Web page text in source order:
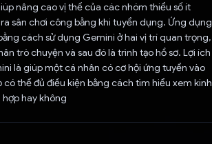
nâng cao vị thế của các nhóm thiểu số ít
sân chơi công bằng khi tuyển dụng. Ứng dụng
cách sử dụng Gemini ở hai vị trí quan trọng,
trò chuyện và sau đó là trình tạo hồ sơ. Lợi ích
là giúp một cá nhân có cơ hội ứng tuyển vào
thể đủ điều kiện bằng cách tìm hiểu xem kinh
hay không